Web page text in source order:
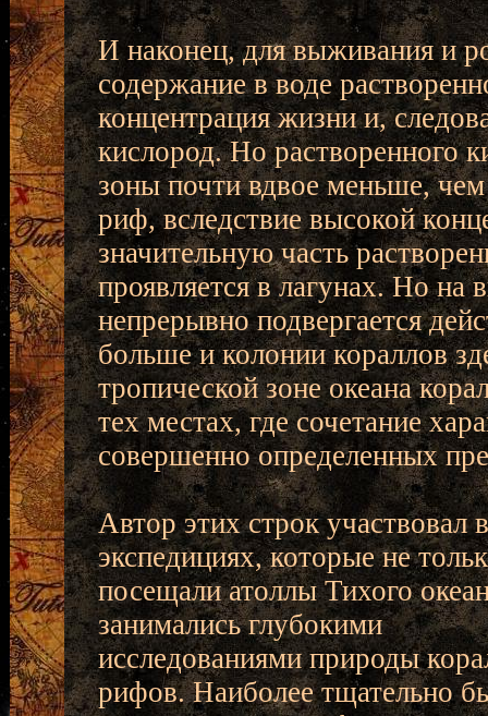
И наконец, для выживания и
содержание в воде
концентрация жизни и,
кислород. Но растворенного
зоны почти вдвое меньше,
риф, вследствие высокой
значительную часть
проявляется в лагунах. Но на
непрерывно подвергается
больше и колонии кораллов
тропической зоне океана
тех местах, где сочетание
совершенно определенных
Автор этих строк участвовал в
экспедициях, которые не
посещали атоллы Тихого
занимались глубокими
исследованиями природы
рифов. Наиболее тщательно